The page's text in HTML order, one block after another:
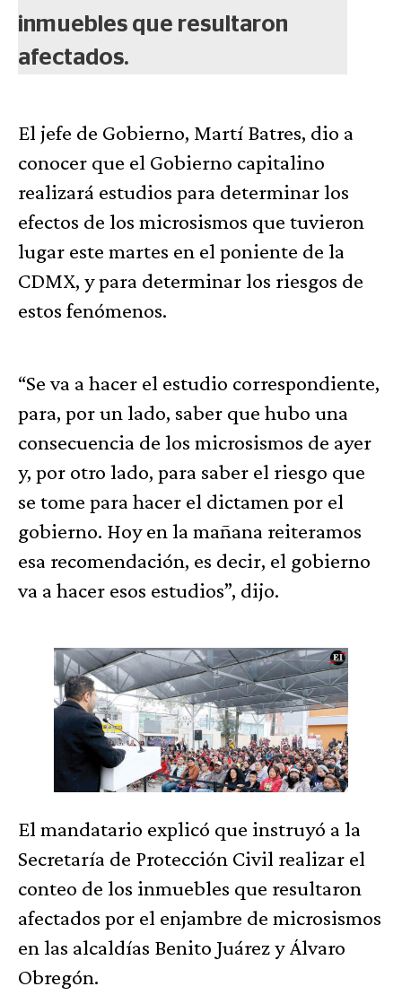
inmuebles que resultaron
afectados.
El jefe de Gobierno, Martí Batres, dio a
conocer que el Gobierno capitalino
realizará estudios para determinar los
efectos de los microsismos que tuvieron
lugar este martes en el poniente de la
CDMX, y para determinar los riesgos de
estos fenómenos.
“Se va a hacer el estudio correspondiente,
para, por un lado, saber que hubo una
consecuencia de los microsismos de ayer
y, por otro lado, para saber el riesgo que
se tome para hacer el dictamen por el
gobierno. Hoy en la mañana reiteramos
esa recomendación, es decir, el gobierno
va a hacer esos estudios”, dijo.
El mandatario explicó que instruyó a la
Secretaría de Protección Civil realizar el
conteo de los inmuebles que resultaron
afectados por el enjambre de microsismos
en las alcaldías Benito Juárez y Álvaro
Obregón.